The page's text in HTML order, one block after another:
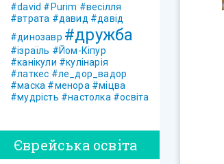
#david #Purim #весілля
#втрата #давид #давід
#динозавр #дружба
#ізраїль #Йом-Кіпур
#канікули #кулінарія
#латкес #ле_дор_вадор
#маска #менора #міцва
#мудрість #настолка #освіта
Єврейська освіта